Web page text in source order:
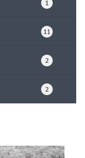
1
11
2
2